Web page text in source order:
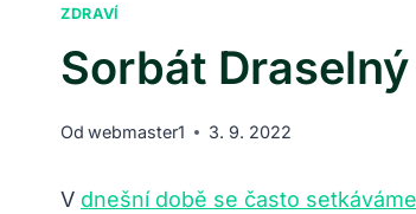
ZDRAVÍ
Sorbát
Od webmaster1 3. 9. 2022
V dnešní době se často setkáváme